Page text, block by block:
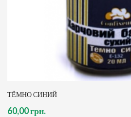
ТЁМНО СИНИЙ
60,00 грн.